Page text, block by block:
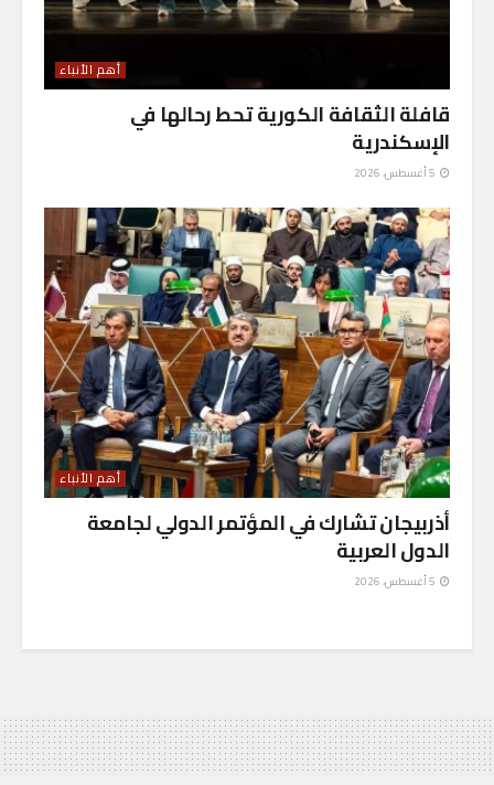
أهم الأنباء
قافلة الثقافة الكورية تحط رحالها في
الإسكندرية
أهم الأنباء
أذربيجان تشارك في المؤتمر الدولي لجامعة
الدول العربية